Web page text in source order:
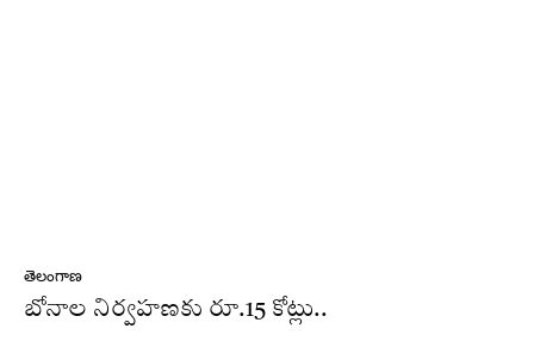
తెలంగాణ
బోనాల నిర్వహణకు రూ.15 కోట్లు..